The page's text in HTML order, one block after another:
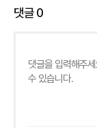
댓글0